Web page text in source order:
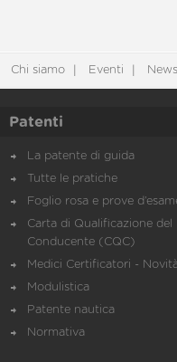
Chi siamo Eventi
Patenti
La patente di guida
Tutte le pratiche
Foglio rosa e prove
Carta di Qualificazione del
Conducente (CQC)
Medici Certificatori -
Modulistica
Patente nautica
Normativa